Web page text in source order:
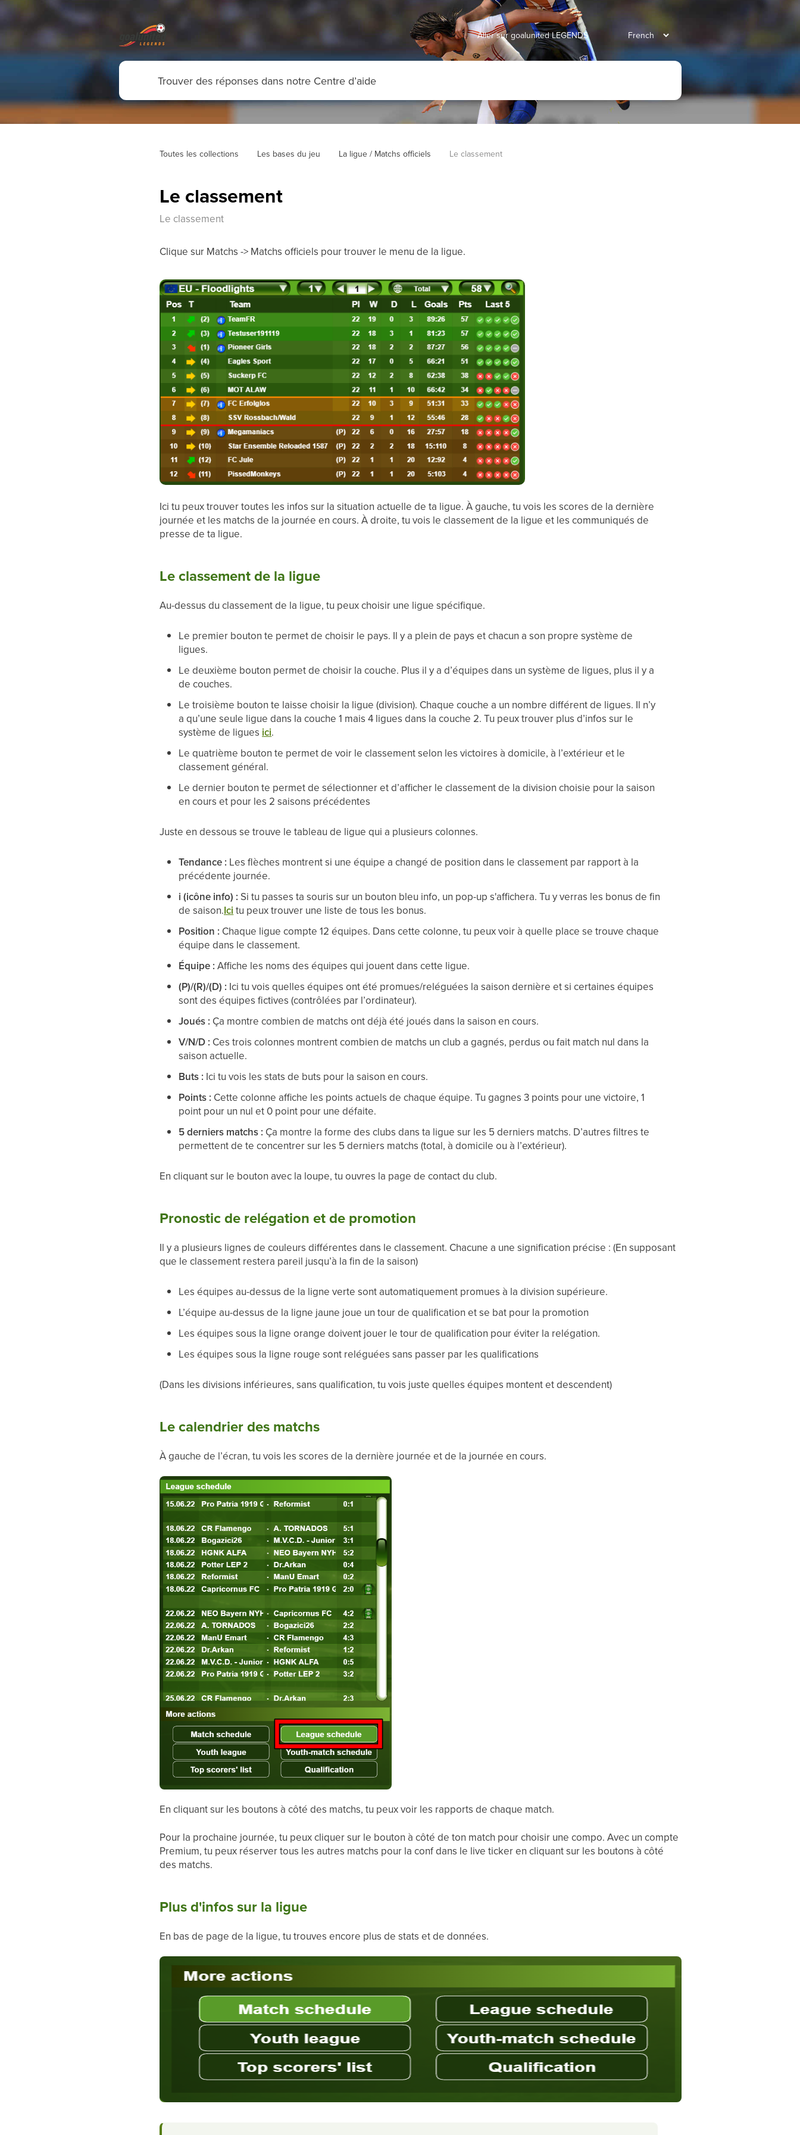
Aller sur goalunited LEGENDS
Toutes les collections Les bases du jeu La ligue / Matchs officiels Le classement
Le classement
Le classement
Clique sur Matchs -> Matchs officiels pour trouver le menu de la ligue.
Ici tu peux trouver toutes les infos sur la situation actuelle de ta ligue. À gauche, tu vois les scores de la dernière
journée et les matchs de la journée en cours. À droite, tu vois le classement de la ligue et les communiqués de
presse de ta ligue.
Le classement de la ligue
Au-dessus du classement de la ligue, tu peux choisir une ligue spécifique.
Le premier bouton te permet de choisir le pays. Il y a plein de pays et chacun a son propre système de
ligues.
Le deuxième bouton permet de choisir la couche. Plus il y a d’équipes dans un système de ligues, plus il y a
de couches.
Le troisième bouton te laisse choisir la ligue (division). Chaque couche a un nombre différent de ligues. Il n’y
a qu’une seule ligue dans la couche 1 mais 4 ligues dans la couche 2. Tu peux trouver plus d’infos sur le
système de ligues ici.
Le quatrième bouton te permet de voir le classement selon les victoires à domicile, à l’extérieur et le
classement général.
Le dernier bouton te permet de sélectionner et d’afficher le classement de la division choisie pour la saison
en cours et pour les 2 saisons précédentes
Juste en dessous se trouve le tableau de ligue qui a plusieurs colonnes.
Tendance : Les flèches montrent si une équipe a changé de position dans le classement par rapport à la
précédente journée.
i (icône info) : Si tu passes ta souris sur un bouton bleu info, un pop-up s'affichera. Tu y verras les bonus de fin
de saison.Ici tu peux trouver une liste de tous les bonus.
Position : Chaque ligue compte 12 équipes. Dans cette colonne, tu peux voir à quelle place se trouve chaque
équipe dans le classement.
Équipe :Affiche les noms des équipes qui jouent dans cette ligue.
(P)/(R)/(D) : Ici tu vois quelles équipes ont été promues/reléguées la saison dernière et si certaines équipes
sont des équipes fictives (contrôlées par l’ordinateur).
Joués : Ça montre combien de matchs ont déjà été joués dans la saison en cours.
V/N/D : Ces trois colonnes montrent combien de matchs un club a gagnés, perdus ou fait match nul dans la
saison actuelle.
Buts : Ici tu vois les stats de buts pour la saison en cours.
Points : Cette colonne affiche les points actuels de chaque équipe. Tu gagnes 3 points pour une victoire, 1
point pour un nul et 0 point pour une défaite.
5 derniers matchs : Ça montre la forme des clubs dans ta ligue sur les 5 derniers matchs. D’autres filtres te
permettent de te concentrer sur les 5 derniers matchs (total, à domicile ou à l’extérieur).
En cliquant sur le bouton avec la loupe, tu ouvres la page de contact du club.
Pronostic de relégation et de promotion
Il y a plusieurs lignes de couleurs différentes dans le classement. Chacune a une signification précise : (En supposant
que le classement restera pareil jusqu’à la fin de la saison)
Les équipes au-dessus de la ligne verte sont automatiquement promues à la division supérieure.
L’équipe au-dessus de la ligne jaune joue un tour de qualification et se bat pour la promotion
Les équipes sous la ligne orange doivent jouer le tour de qualification pour éviter la relégation.
Les équipes sous la ligne rouge sont reléguées sans passer par les qualifications
(Dans les divisions inférieures, sans qualification, tu vois juste quelles équipes montent et descendent)
Le calendrier des matchs
À gauche de l’écran, tu vois les scores de la dernière journée et de la journée en cours.
En cliquant sur les boutons à côté des matchs, tu peux voir les rapports de chaque match.
Pour la prochaine journée, tu peux cliquer sur le bouton à côté de ton match pour choisir une compo. Avec un compte
Premium, tu peux réserver tous les autres matchs pour la conf dans le live ticker en cliquant sur les boutons à côté
des matchs.
Plus d'infos sur la ligue
En bas de page de la ligue, tu trouves encore plus de stats et de données.